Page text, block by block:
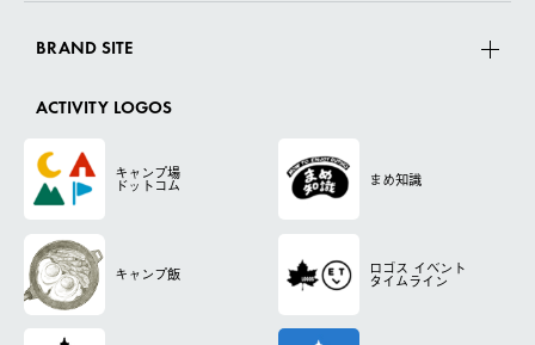
BRAND SITE
ACTIVITY LOGOS
キャンプ場
ドットコム まめ知識
キャンプ飯 ロゴス イベント
タイムライン